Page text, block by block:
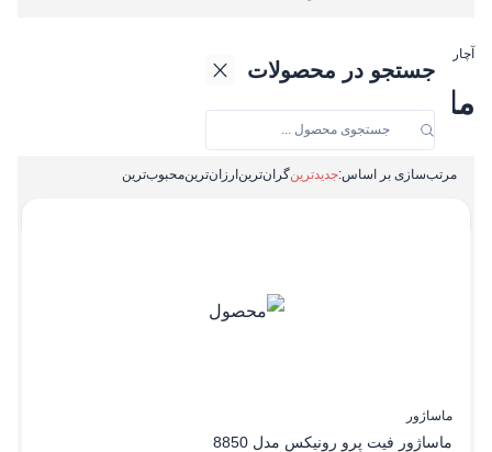
جستجو در محصولات
آچاردستی
ماساژور
مرتب‌سازی بر اساس:جدیدترینگران‌ترین ارزان‌ترینمحبوب‌ترین
ماساژور
ماساژور فیت پرو رونیکس مدل 8850